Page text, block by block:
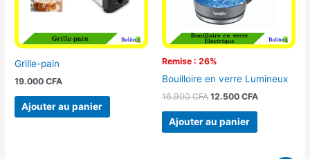
Grille-pain
19.000CFA
Ajouter au panier
Remise : 26%
Bouilloire en verre Lumineux
16.900CFA 12.500 CFA
Ajouter au panier